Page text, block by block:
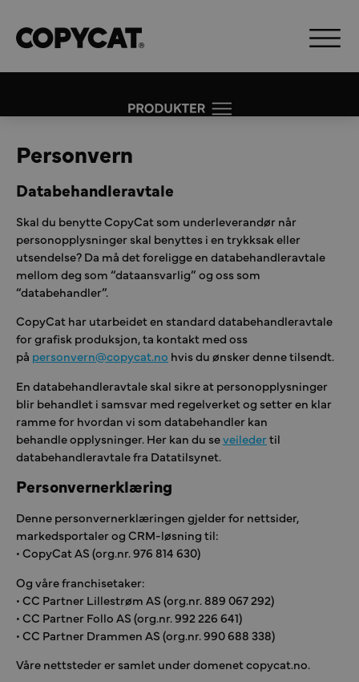
Personvern
Databehandleravtale
Skal du benytte CopyCat som underleverandør når
personopplysninger skal benyttes i en trykksak eller
utsendelse? Da må det foreligge en databehandleravtale
mellom deg som “dataansvarlig” og oss som
“databehandler”.
CopyCat har utarbeidet en standard databehandleravtale
for grafisk produksjon, ta kontakt med oss
på personvern@copycat.no hvis du ønsker denne tilsendt.
En databehandleravtale skal sikre at personopplysninger
blir behandlet i samsvar med regelverket og setter en klar
ramme for hvordan vi som databehandler kan
behandle opplysninger. Her kan du seveiledertil
databehandleravtale fra Datatilsynet.
Personvernerklæring
Denne personvernerklæringen gjelder for nettsider,
markedsportaler og CRM-løsning til:
• CopyCat AS(org.nr. 976 814 630)
Og våre franchisetaker:
•CC Partner Lillestrøm AS(org.nr. 889 067 292)
•CC Partner Follo AS(org.nr. 992 226 641)
•CC Partner Drammen AS(org.nr. 990 688 338)
Våre nettsteder er samlet under domenetcopycat.no.